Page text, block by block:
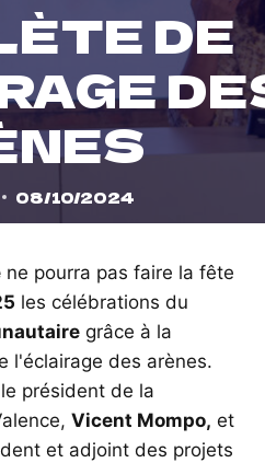
DE
08/10/2024
ne pourra pas faire la fête
les célébrations du
grâce à la
l'éclairage des arènes.
président de la
Vicent Mompo, et
et adjoint des projets